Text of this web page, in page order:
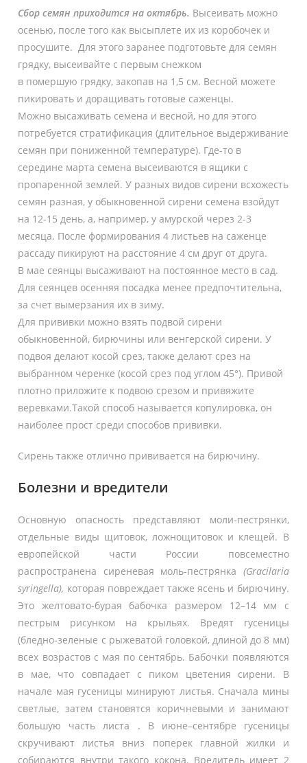
Сбор семян приходится на октябрь. Высеивать можно
осенью, после того как высыплете их из коробочек и
просушите. Для этого заранее подготовьте для семян
грядку, высеивайте с первым снежком
в помершую грядку, закопав на 1,5 см. Весной можете
пикировать и доращивать готовые саженцы.
Можно высаживать семена и весной, но для этого
потребуется стратификация (длительное выдерживание
семян при пониженной температуре). Где-то в
середине марта семена высеиваются в ящики с
пропаренной землей. У разных видов сирени всхожесть
семян разная, у обыкновенной сирени семена взойдут
на 12-15 день, а, например, у амурской через 2-3
месяца. После формирования 4 листьев на саженце
рассаду пикируют на расстояние 4 см друг от друга.
В мае сеянцы высаживают на постоянное место в сад.
Для сеянцев осенняя посадка менее предпочтительна,
за счет вымерзания их в зиму.
Для прививки можно взять подвой сирени
обыкновенной, бирючины или венгерской сирени. У
подвоя делают косой срез, также делают срез на
выбранном черенке (косой срез под углом 45°). Привой
плотно приложите к подвою срезом и привяжите
веревками.Такой способ называется копулировка, он
наиболее прост среди способов прививки.
Сирень также отлично прививается на бирючину.
Болезни и вредители
Основную опасность представляют моли-пестрянки,
отдельные виды щитовок, ложнощитовок и клещей. В
европейской части России повсеместно
распространена сиреневая моль-пестрянка (Gracilaria
syringella), которая повреждает также ясень и бирючину.
Это желтовато-бурая бабочка размером 12–14 мм с
пестрым рисунком на крыльях. Вредят гусеницы
(бледно-зеленые с рыжеватой головкой, длиной до 8 мм)
всех возрастов с мая по сентябрь. Бабочки появляются
в мае, что совпадает с пиком цветения сирени. В
начале мая гусеницы минируют листья. Сначала мины
светлые, затем становятся коричневыми и занимают
большую часть листа . В июне–сентябре гусеницы
скручивают листья вниз поперек главной жилки и
собираются внутри такого кокона. Вредитель имеет 2